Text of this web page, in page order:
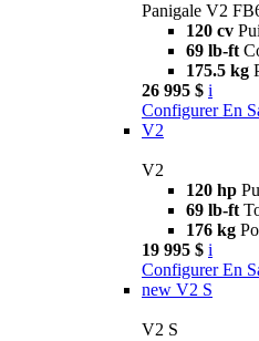
Panigale V2
120 cv
69 lb-ft
175.5 kg
26 995 $ i
Configurer En
V2
V2
120 hp
69 lb-ft
176 kg
19 995 $ i
Configurer En
new V2 S
V2 S